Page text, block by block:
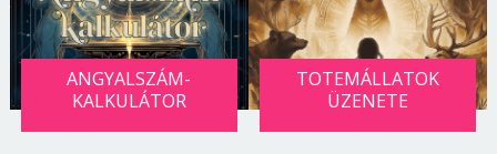
ANGYALSZÁM-
KALKULÁTOR
TOTEMÁLLATOK
ÜZENETE